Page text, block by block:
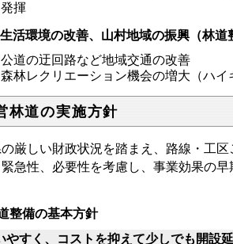
発揮
活環境の改善、山村地域の振興（林道
公道の迂回路など地域交通の改善
森林レクリエーション機会の増大（ハイ
林道の実施方針
しい財政状況を踏まえ、路線・工区
急性、必要性を考慮し、事業効果の
整備の基本方針
やすく、コストを抑えて少しでも開設